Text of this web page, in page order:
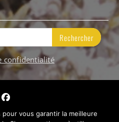
confidentialité
Facebook
2017 PPAM de France -
vous garantir la meilleure